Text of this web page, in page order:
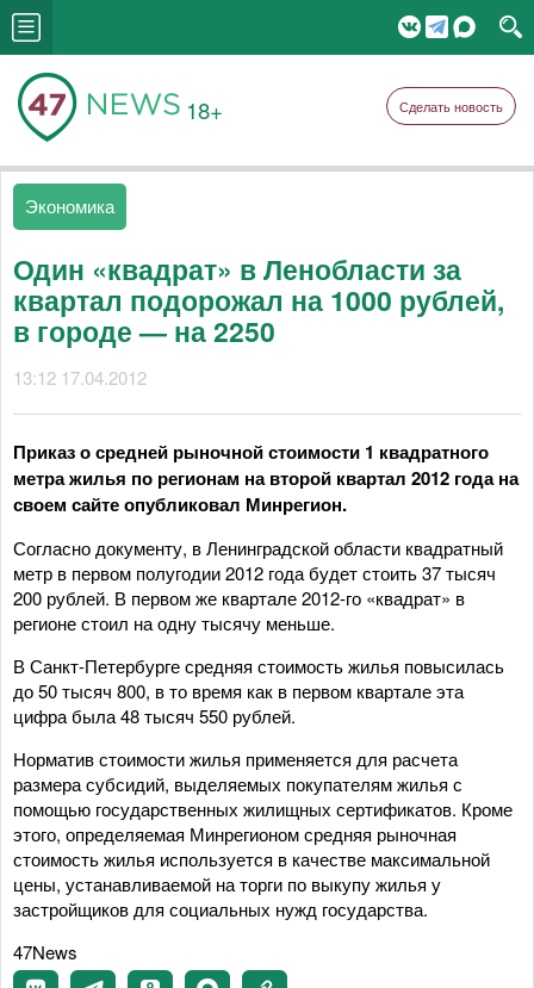
18+ Сделать новость
Экономика
Один «квадрат» в Ленобласти за
квартал подорожал на 1000 рублей,
в городе — на 2250
13:12 17.04.2012
Приказ о средней рыночной стоимости 1 квадратного
метра жилья по регионам на второй квартал 2012 года на
своем сайте опубликовал Минрегион.
Согласно документу, в Ленинградской области квадратный
метр в первом полугодии 2012 года будет стоить 37 тысяч
200 рублей. В первом же квартале 2012-го «квадрат» в
регионе стоил на одну тысячу меньше.
В Санкт-Петербурге средняя стоимость жилья повысилась
до 50 тысяч 800, в то время как в первом квартале эта
цифра была 48 тысяч 550 рублей.
Норматив стоимости жилья применяется для расчета
размера субсидий, выделяемых покупателям жилья с
помощью государственных жилищных сертификатов. Кроме
этого, определяемая Минрегионом средняя рыночная
стоимость жилья используется в качестве максимальной
цены, устанавливаемой на торги по выкупу жилья у
застройщиков для социальных нужд государства.
47News